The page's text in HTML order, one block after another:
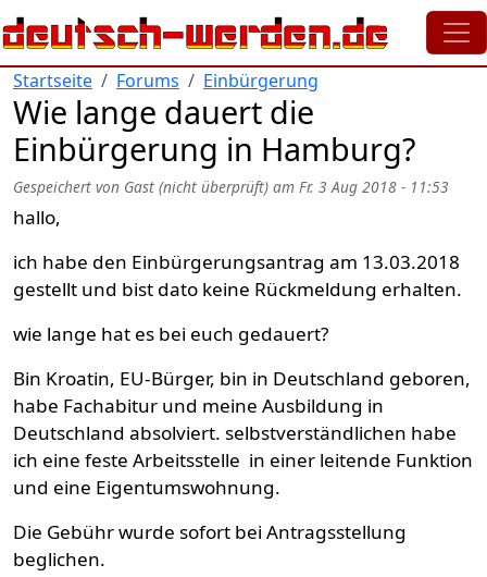
Direkt zum Inhalt
Startseite Forums Einbürgerung
Wie lange dauert die
Einbürgerung in Hamburg?
Gespeichert von Gast (nicht überprüft) am Fr. 3 Aug 2018 - 11:53
hallo,
ich habe den Einbürgerungsantrag am 13.03.2018
gestellt und bist dato keine Rückmeldung erhalten.
wie lange hat es bei euch gedauert?
Bin Kroatin, EU-Bürger, bin in Deutschland geboren,
habe Fachabitur und meine Ausbildung in
Deutschland absolviert. selbstverständlichen habe
ich eine feste Arbeitsstelle in einer leitende Funktion
und eine Eigentumswohnung.
Die Gebühr wurde sofort bei Antragsstellung
beglichen.